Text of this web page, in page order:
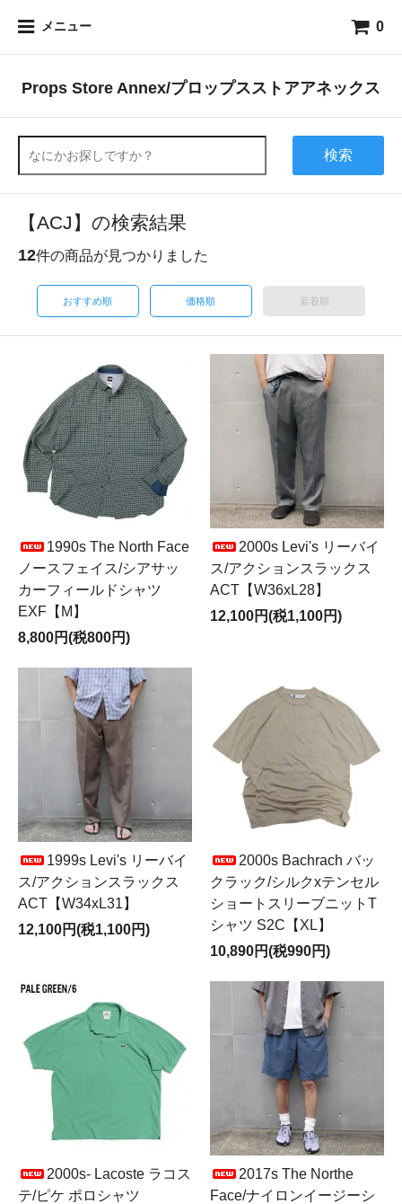
メニュー 0
Props Store Annex/プロップスストアアネックス
検索
【ACJ】の検索結果
12件の商品が見つかりました
おすすめ順 価格順 新着順
1990s The North Face
ノースフェイス/シアサッ
カーフィールドシャツ
EXF【M】
8,800円(税800円)
2000s Levi's リーバイ
ス/アクションスラックス
ACT【W36xL28】
12,100円(税1,100円)
1999s Levi's リーバイ
ス/アクションスラックス
ACT【W34xL31】
12,100円(税1,100円)
2000s Bachrach バッ
クラック/シルクxテンセル
ショートスリーブニットT
シャツ S2C【XL】
10,890円(税990円)
2000s- Lacoste ラコス
テ/ピケ ポロシャツ
2017s The Northe
Face/ナイロンイージーシ